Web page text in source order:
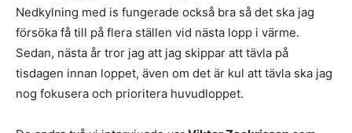
Nedkylning med is fungerade också bra så det ska jag
försöka få till på flera ställen vid nästa lopp i värme.
Sedan, nästa år tror jag att jag skippar att tävla på
tisdagen innan loppet, även om det är kul att tävla ska jag
nog fokusera och prioritera huvudloppet.